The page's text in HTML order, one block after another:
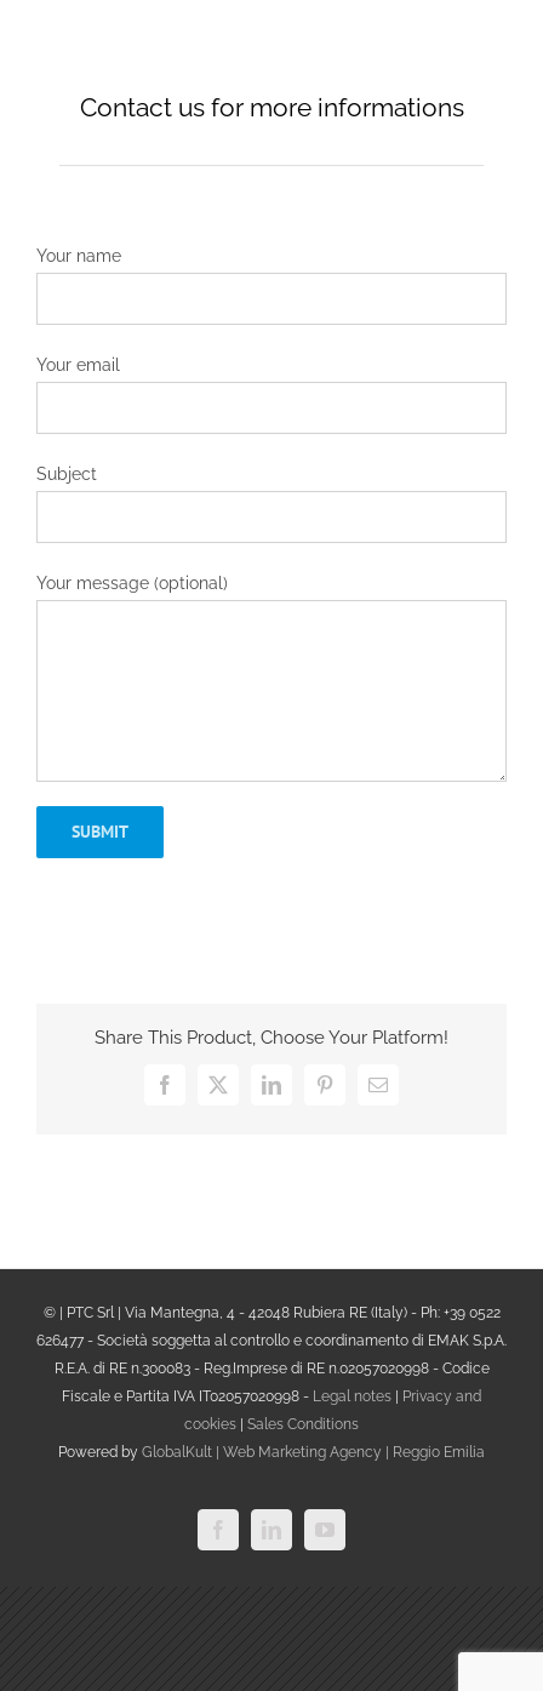
Contact us for more informations
Your name
Your email
Subject
Your message (optional)
Share This Product, Choose Your Platform!
Facebook
X LinkedInPinterestEmail
© | PTC Srl | Via Mantegna, 4 - 42048 Rubiera RE (Italy) - Ph: +39 0522
626477 - Società soggetta al controllo e coordinamento di EMAK S.p.A.
R.E.A. di RE n.300083 - Reg.Imprese di RE n.02057020998 - Codice
Fiscale e Partita IVA IT02057020998 - Legal notes | Privacy and
cookies | Sales Conditions
Powered by GlobalKult | Web Marketing Agency | Reggio Emilia
FacebookLinkedInYouTube